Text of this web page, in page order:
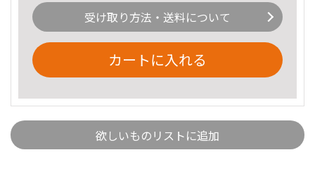
受け取り方法・送料について
カートに入れる
欲しいものリストに追加